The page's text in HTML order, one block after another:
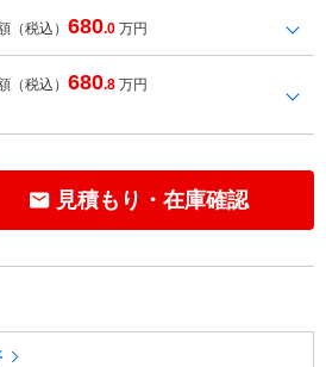
（税込）680.0 万円
（税込）680.8 万円
見積もり・在庫確認